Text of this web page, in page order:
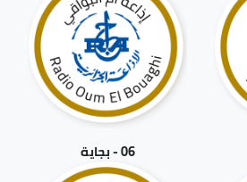
06 - بجاية